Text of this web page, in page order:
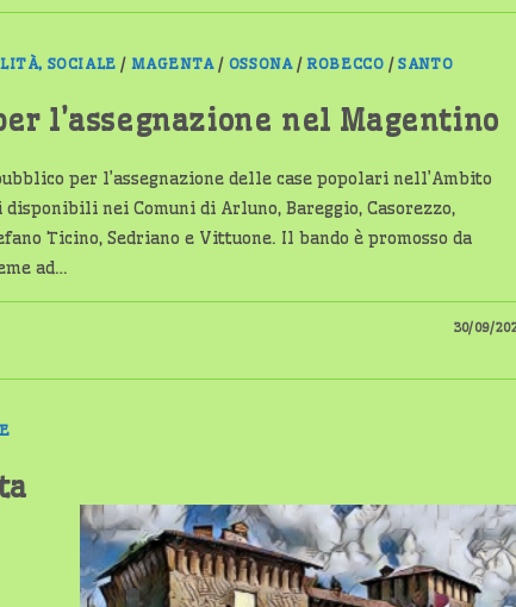
SOCIALE / MAGENTA/ OSSONA/ ROBECCO /SANTO
l’assegnazione nel Magentino
per l’assegnazione delle case popolari nell’Ambito
nei Comuni di Arluno, Bareggio, Casorezzo,
Ticino, Sedriano e Vittuone. Il bando è promosso da
ad…
30/09/